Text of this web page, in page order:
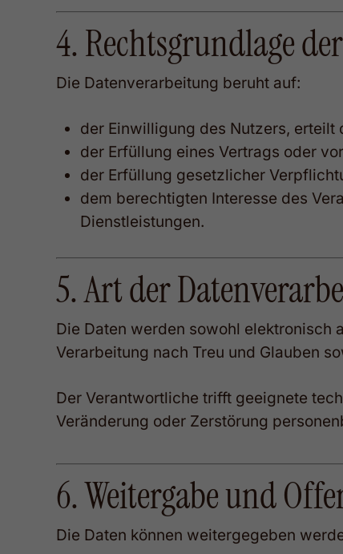
4. Rechtsgrundlage
Die Datenverarbeitung beruht auf:
der Einwilligung des Nutzers, erteilt
der Erfüllung eines Vertrags oder
der Erfüllung gesetzlicher
dem berechtigten Interesse des
Dienstleistungen.
5. Art der
Die Daten werden sowohl elektronisch
Verarbeitung nach Treu und Glauben
Der Verantwortliche trifft geeignete
Veränderung oder Zerstörung
6. Weitergabe und
Die Daten können weitergegeben